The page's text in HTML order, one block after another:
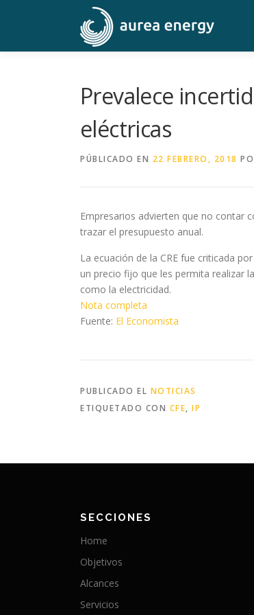
Prevalece
eléctricas
PÚBLICADO EN 22 FEBRERO, 2018
Empresarios advierten que no contar
trazar el presupuesto anual.
La ecuación de la CRE fue criticada
un precio fijo que les permita realizar
como la electricidad.
Nota completa
Fuente: El Economista
PUBLICADO EL NOTICIAS
ETIQUETADO CON CFE, IP
SECCIONES
Home
Objetivos
Alcances
Servicios